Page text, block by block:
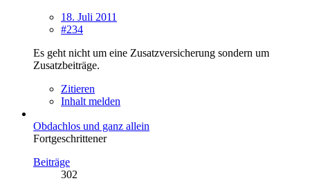
18. Juli 2011
#234
Es geht nicht um eine Zusatzversicherung sondern um
Zusatzbeiträge.
Zitieren
Inhalt melden
Obdachlos und ganz allein
Fortgeschrittener
Beiträge
302